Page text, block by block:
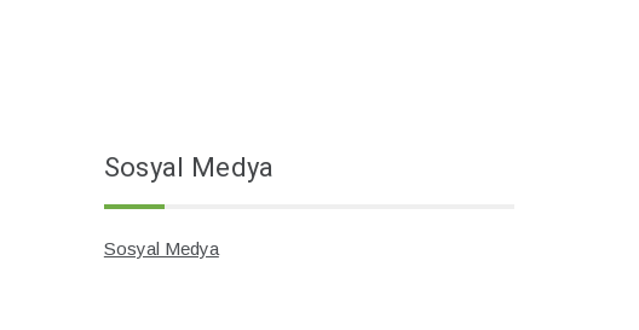
Sosyal Medya
Sosyal Medya